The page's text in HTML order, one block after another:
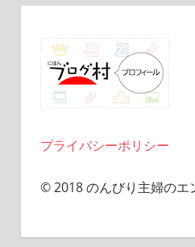
（月
ご
と）
プライバシーポリシー
© 2018 のんびり主婦のエ